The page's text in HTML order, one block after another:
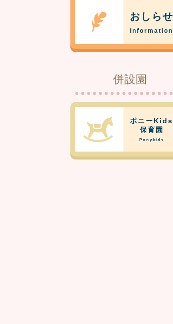
おしらせ
Information
併設園
ポニーKids
保育園
Ponykids